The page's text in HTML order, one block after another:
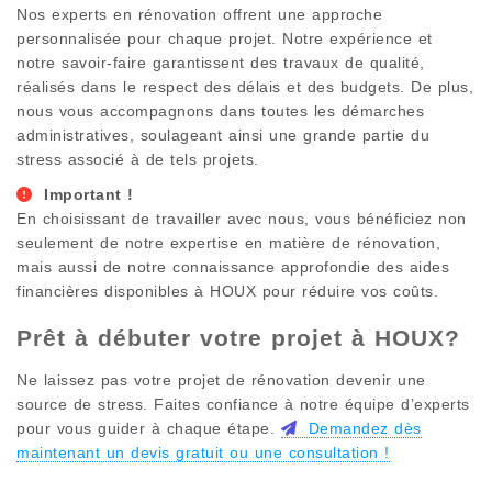
Nos experts en rénovation offrent une approche
personnalisée pour chaque projet. Notre expérience et
notre savoir-faire garantissent des travaux de qualité,
réalisés dans le respect des délais et des budgets. De plus,
nous vous accompagnons dans toutes les démarches
administratives, soulageant ainsi une grande partie du
stress associé à de tels projets.
Important !
En choisissant de travailler avec nous, vous bénéficiez non
seulement de notre expertise en matière de rénovation,
mais aussi de notre connaissance approfondie des aides
financières disponibles à HOUX pour réduire vos coûts.
Prêt à débuter votre projet à HOUX?
Ne laissez pas votre projet de rénovation devenir une
source de stress. Faites confiance à notre équipe d’experts
pour vous guider à chaque étape.
Demandez dès
maintenant un devis gratuit ou une consultation !